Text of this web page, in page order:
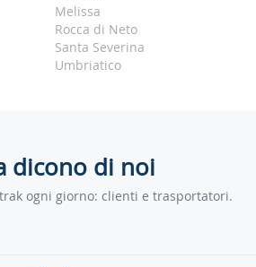
Melissa
Rocca di Neto
Santa Severina
Umbriatico
dicono di noi
ogni giorno: clienti e trasportatori.